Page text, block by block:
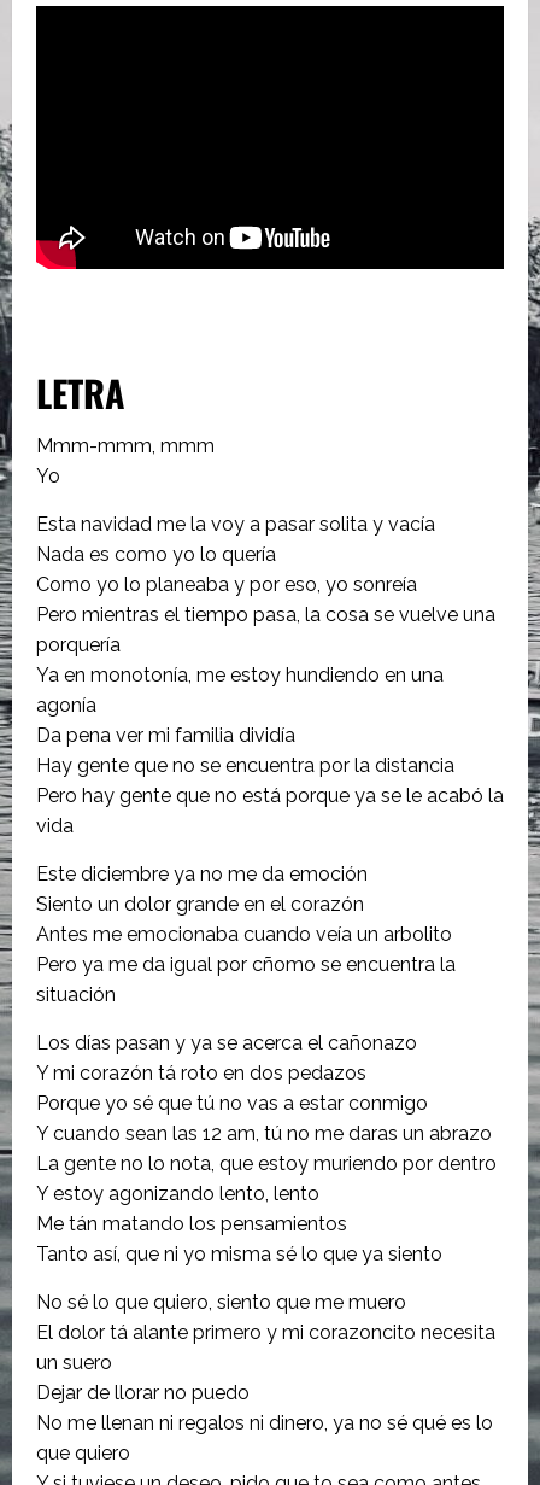
LETRA
Mmm-mmm, mmm
Yo
Esta navidad me la voy a pasar solita y vacía
Nada es como yo lo quería
Como yo lo planeaba y por eso, yo sonreía
Pero mientras el tiempo pasa, la cosa se vuelve una
porquería
Ya en monotonía, me estoy hundiendo en una
agonía
Da pena ver mi familia dividía
Hay gente que no se encuentra por la distancia
Pero hay gente que no está porque ya se le acabó la
vida
Este diciembre ya no me da emoción
Siento un dolor grande en el corazón
Antes me emocionaba cuando veía un arbolito
Pero ya me da igual por cñomo se encuentra la
situación
Los días pasan y ya se acerca el cañonazo
Y mi corazón tá roto en dos pedazos
Porque yo sé que tú no vas a estar conmigo
Y cuando sean las 12 am, tú no me daras un abrazo
La gente no lo nota, que estoy muriendo por dentro
Y estoy agonizando lento, lento
Me tán matando los pensamientos
Tanto así, que ni yo misma sé lo que ya siento
No sé lo que quiero, siento que me muero
El dolor tá alante primero y mi corazoncito necesita
un suero
Dejar de llorar no puedo
No me llenan ni regalos ni dinero, ya no sé qué es lo
que quiero